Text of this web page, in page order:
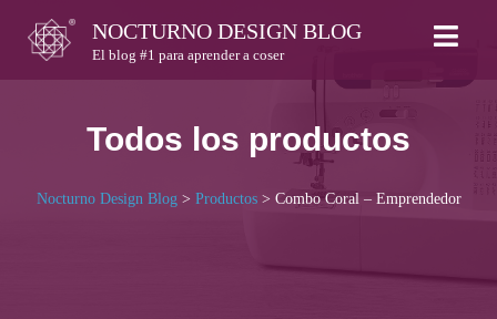
content
NOCTURNO DESIGN BLOG
El blog #1 para aprender a coser
Todos los productos
Nocturno Design Blog> Productos> Combo Coral – Emprendedor